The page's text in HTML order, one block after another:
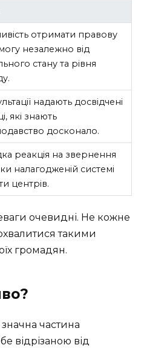
отримати правову
незалежно від
стану та рівня
надають досвідчені
які знають
досконало.
реакція на звернення
налагодженій системі
центрів.
очевидні. Не кожне
такими
громадян.
частина
відрізаною від